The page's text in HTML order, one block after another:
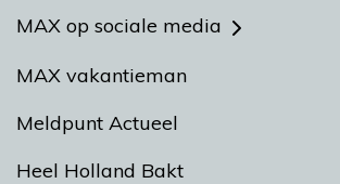
MAX op sociale media
MAX vakantieman
Meldpunt Actueel
Heel Holland Bakt